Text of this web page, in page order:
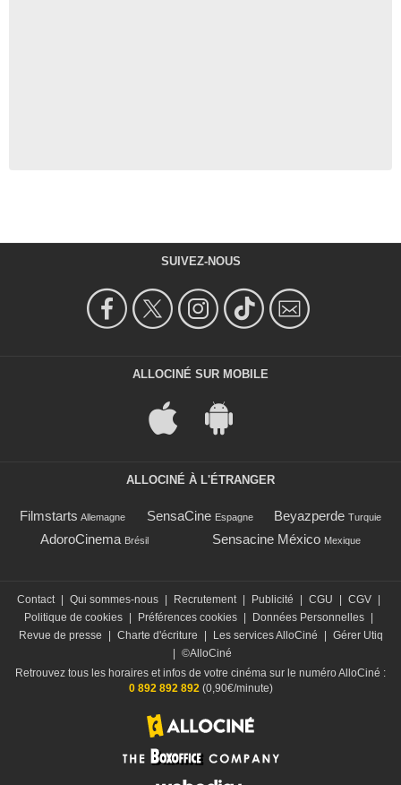
SUIVEZ-NOUS
ALLOCINÉ SUR MOBILE
ALLOCINÉ À L'ÉTRANGER
Filmstarts Allemagne SensaCine Espagne Beyazperde Turquie
AdoroCinema Brésil Sensacine México Mexique
Contact Qui sommes-nous Recrutement Publicité CGU CGV
Politique de cookies
Préférences cookies Données Personnelles
Revue de presse
Charte d'écriture Les services AlloCiné
Gérer Utiq
©AlloCiné
Retrouvez tous les horaires et infos de votre cinéma sur le numéro AlloCiné :
0 892 892 892(0,90€/minute)